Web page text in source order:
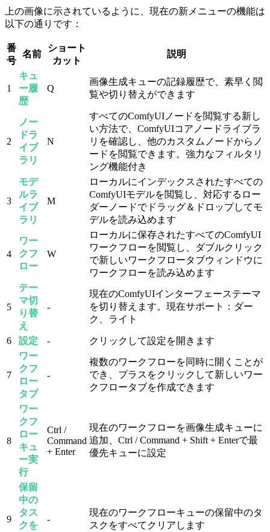
上の画像に示されているように、現在の新メニューの機能は
以下の通りです：
番
号
名前
ショート
カット
説明
1
キュ
ー履
歴
Q
画像生成キューの記録履歴で、素早く閲
覧や切り替えができます
2
ノー
ドラ
イブ
ラリ
N
すべてのComfyUIノードを閲覧する新し
い方法で、ComfyUIコアノードライブラ
リを確認し、他のカスタムノードからノ
ードを閲覧できます。強力なフィルタリ
ング機能付き
3
モデ
ルラ
イブ
ラリ
M
ローカルにインデックスされたすべての
ComfyUIモデルを閲覧し、対応するロー
ダーノードでドラッグ＆ドロップしてモ
デルを読み込めます
4
ワー
クフ
ロー
W
ローカルに保存されたすべてのComfyUI
ワークフローを閲覧し、ダブルクリック
で新しいワークフロータブウィンドウに
ワークフローを読み込めます
5
テー
マ切
り替
え
-
現在のComfyUIインターフェーステーマ
を切り替えます。現在サポート：ダー
ク、ライト
6 設定 - クリックして設定を開きます
7
ワー
クフ
ロー
タブ
-
複数のワークフローを同時に開くことが
でき、プラスをクリックして新しいワー
クフロータブを作成できます
8
ワー
クフ
ロー
キュ
ー実
行
Ctrl /
Command
+ Enter
現在のワークフローを画像生成キューに
追加、Ctrl / Command + Shift + Enterで最
優先キューに設定
9
保留
中の
タス
クを
-
現在のワークフローキューの保留中のタ
スクをすべてクリアします